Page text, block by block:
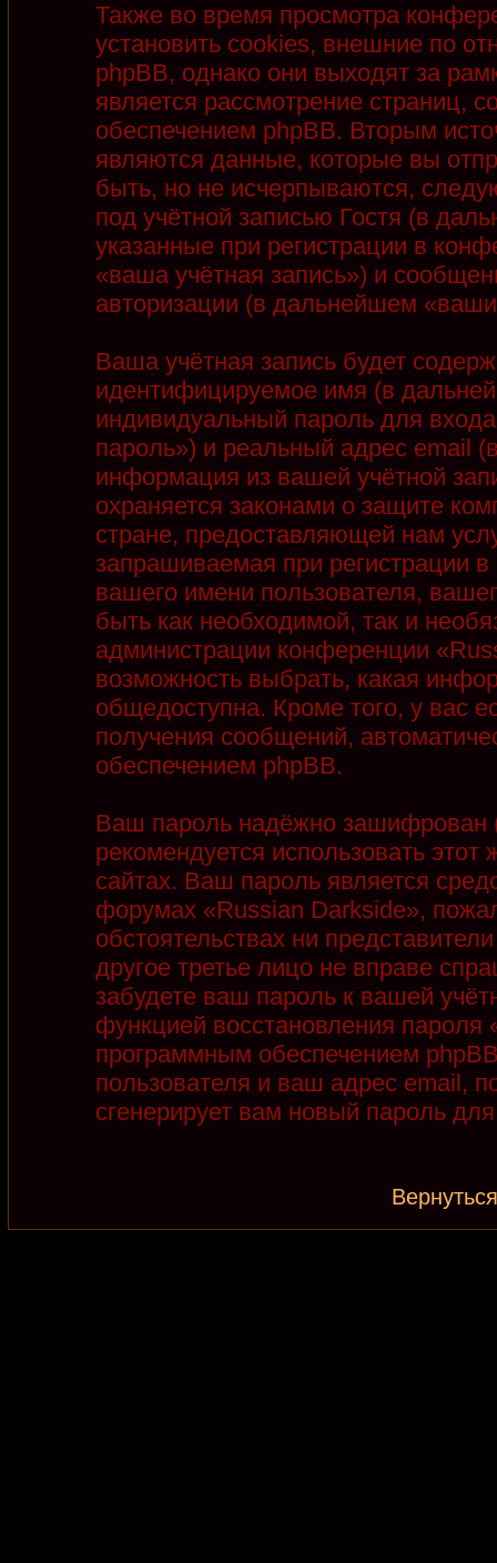
Также во время просмотра
установить cookies, внешние по
phpBB, однако они выходят за
является рассмотрение страниц,
обеспечением phpBB. Вторым
являются данные, которые вы
быть, но не исчерпываются,
под учётной записью Гостя (в
указанные при регистрации в
«ваша учётная запись») и
авторизации (в дальнейшем
Ваша учётная запись будет
идентифицируемое имя (в
индивидуальный пароль для
пароль») и реальный адрес email
информация из вашей учётной
охраняется законами о защите
стране, предоставляющей нам
запрашиваемая при регистрации
вашего имени пользователя,
быть как необходимой, так и
администрации конференции
возможность выбрать, какая
общедоступна. Кроме того, у вас
получения сообщений,
обеспечением phpBB.
Ваш пароль надёжно зашифрован
рекомендуется использовать
сайтах. Ваш пароль является
форумах «Russian Darkside»,
обстоятельствах ни
другое третье лицо не вправе
забудете ваш пароль к вашей
функцией восстановления
программным обеспечением
пользователя и ваш адрес email,
сгенерирует вам новый пароль